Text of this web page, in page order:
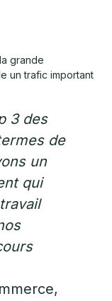
grande
un trafic important
3 des
de
un
qui